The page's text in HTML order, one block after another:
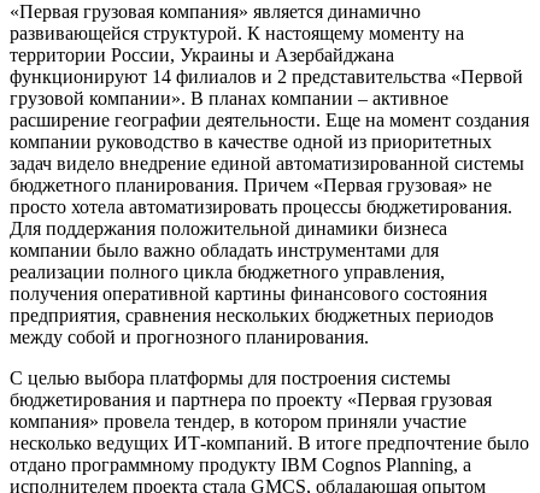
«Первая грузовая компания» является динамично
развивающейся структурой. К настоящему моменту на
территории России, Украины и Азербайджана
функционируют 14 филиалов и 2 представительства «Первой
грузовой компании». В планах компании – активное
расширение географии деятельности. Еще на момент создания
компании руководство в качестве одной из приоритетных
задач видело внедрение единой автоматизированной системы
бюджетного планирования. Причем «Первая грузовая» не
просто хотела автоматизировать процессы бюджетирования.
Для поддержания положительной динамики бизнеса
компании было важно обладать инструментами для
реализации полного цикла бюджетного управления,
получения оперативной картины финансового состояния
предприятия, сравнения нескольких бюджетных периодов
между собой и прогнозного планирования.
С целью выбора платформы для построения системы
бюджетирования и партнера по проекту «Первая грузовая
компания» провела тендер, в котором приняли участие
несколько ведущих ИТ-компаний. В итоге предпочтение было
отдано программному продукту IBM Cognos Planning, а
исполнителем проекта стала GMCS, обладающая опытом